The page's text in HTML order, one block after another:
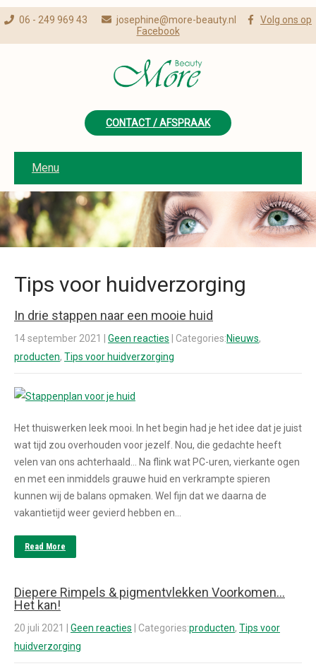
06 - 249 969 43 josephine@more-beauty.nl
Volg ons op
Facebook
CONTACT / AFSPRAAK
Menu
Tips voor huidverzorging
In drie stappen naar een mooie huid
14 september 2021 Geen reacties | Categories:Nieuws,
producten, Tips voor huidverzorging
Het thuiswerken leek mooi. In het begin had je het idee dat je juist
wat tijd zou overhouden voor jezelf. Nou, die gedachte heeft
velen van ons achterhaald… Na flink wat PC-uren, vierkante ogen
en met een inmiddels grauwe huid en verkrampte spieren
kunnen wij de balans opmaken. Wel fijn dat we daarna de
vakantietijd weer gevierd hebben en…
Read More
Diepere Rimpels & pigmentvlekken Voorkomen…
Het kan!
20 juli 2021 Geen reacties | Categories:producten, Tips voor
huidverzorging